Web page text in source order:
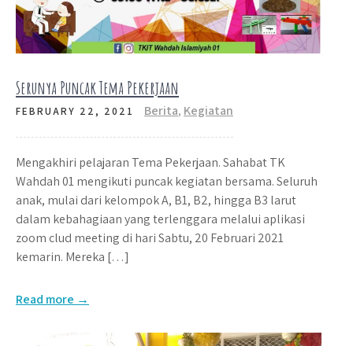
Serunya Puncak Tema Pekerjaan
FEBRUARY 22, 2021 Berita, Kegiatan
Mengakhiri pelajaran Tema Pekerjaan. Sahabat TK
Wahdah 01 mengikuti puncak kegiatan bersama. Seluruh
anak, mulai dari kelompok A, B1, B2, hingga B3 larut
dalam kebahagiaan yang terlenggara melalui aplikasi
zoom clud meeting di hari Sabtu, 20 Februari 2021
kemarin. Mereka […]
Read more →